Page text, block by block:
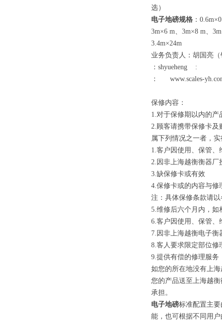
选）
电子地磅规格 ：
3m×6 m、 3m×8 m、
3.4m×24m
业务负责人：胡国亮
： shyueheng :
：
www.scales-
保修内容：
1.对于保修期以内的产
2. 顾客请携带保修卡及
属下列情况之一者，
1.客户因使用、保管
2. 因非上海越衡衡器
3.缺保修卡或有效
4.保修卡或的内容与
注：具体保修条款请
5.维修后六个月内，
6.客户因使用、保管
7. 因非上海越衡电子
8.客人要求限定部位修
9.提供有偿的修理服
如您的所在地没有上
您的产品送至上海越
承担。
电子地磅标准配置主
能，也可根据不同用